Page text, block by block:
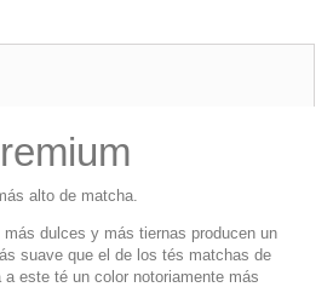
alto de matcha.
dulces y más tiernas producen un
suave que el de los tés matchas de
este té un color notoriamente más